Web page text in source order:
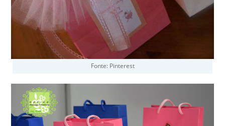
Fonte: Pinterest